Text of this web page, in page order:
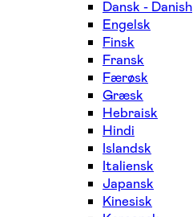
Dansk - Danish
Engelsk
Finsk
Fransk
Færøsk
Græsk
Hebraisk
Hindi
Islandsk
Italiensk
Japansk
Kinesisk